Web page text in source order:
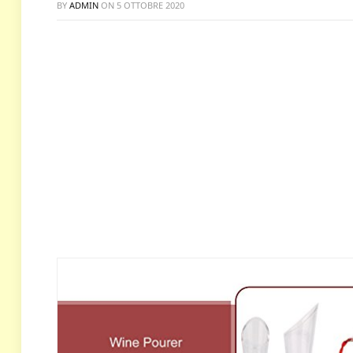
BY ADMIN ON 5 OTTOBRE 2020